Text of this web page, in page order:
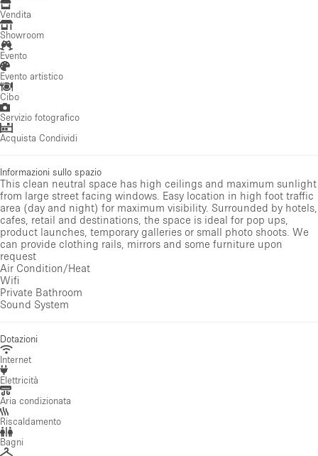
Vendita
Showroom
Evento
Evento artistico
Cibo
Servizio fotografico
Acquista Condividi
Informazioni sullo spazio
This clean neutral space has high ceilings and maximum sunlight
from large street facing windows. Easy location in high foot traffic
area (day and night) for maximum visibility. Surrounded by hotels,
cafes, retail and destinations, the space is ideal for pop ups,
product launches, temporary galleries or small photo shoots. We
can provide clothing rails, mirrors and some furniture upon
request
Air Condition/Heat
Wifi
Private Bathroom
Sound System
Dotazioni
Internet
Elettricità
Aria condizionata
Riscaldamento
Bagni